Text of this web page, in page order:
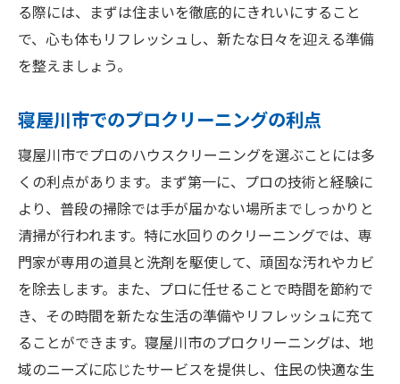
徹底清掃の効果を実感！寝屋川市のハウスクリ
ーニングの魅力
徹底清掃がもたらす住環境の変化
プロによる清掃の技術と知識の深さ
徹底清掃で得られる時間の節約
ハウスクリーニングで健康的な住まいを
寝屋川市でのクリーニング業者の選び方
寝屋川市で選ばれるハウスクリーニングサービ
スの秘密を解明
人気のクリーニング業者の特徴
口コミで選ぶ寝屋川市のクリーニングサー
ビス
る際には、まずは住まいを徹底的にきれいにすること
で、心も体もリフレッシュし、新たな日々を迎える準備
を整えましょう。
寝屋川市でのプロクリーニングの利点
寝屋川市でプロのハウスクリーニングを選ぶことには多
くの利点があります。まず第一に、プロの技術と経験に
より、普段の掃除では手が届かない場所までしっかりと
清掃が行われます。特に水回りのクリーニングでは、専
門家が専用の道具と洗剤を駆使して、頑固な汚れやカビ
を除去します。また、プロに任せることで時間を節約で
き、その時間を新たな生活の準備やリフレッシュに充て
ることができます。寝屋川市のプロクリーニングは、地
域のニーズに応じたサービスを提供し、住民の快適な生